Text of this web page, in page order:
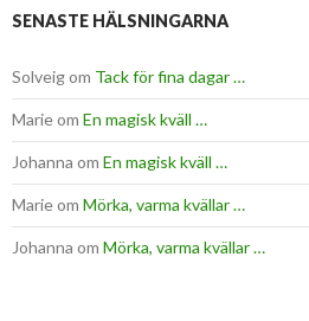
SENASTE HÄLSNINGARNA
Solveigom Tack för fina dagar …
Marieom En magisk kväll …
Johanna om En magisk kväll …
Marieom Mörka, varma kvällar …
Johanna om Mörka, varma kvällar …